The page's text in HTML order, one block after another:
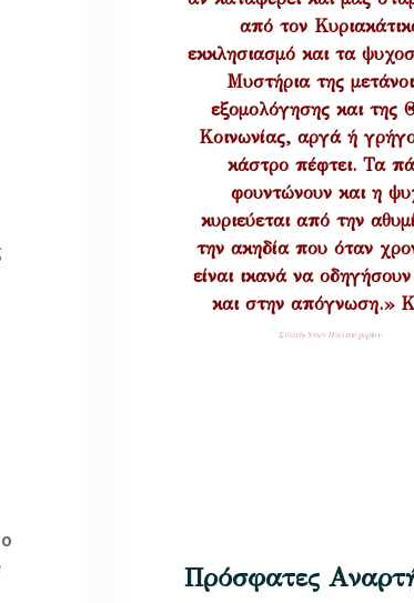
από τον
εκκλησιασμό και τα
Μυστήρια της
εξομολόγησης και της
Κοινωνίας, αργά ή
κάστρο πέφτει. Τα
φουντώνουν και η
κυριεύεται από την
την ακηδία που όταν
είναι ικανά να
και στην απόγνωση.»
Σύναξη Νέων Παλαιοχωρίου
Πρόσφατες